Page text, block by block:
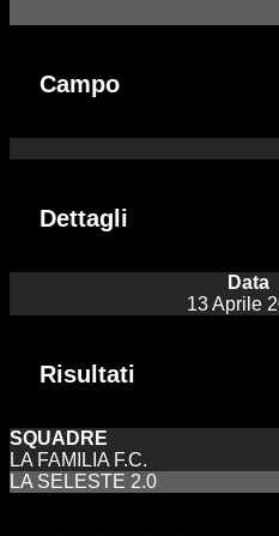
Campo
Dettagli
Data
13 Aprile
Risultati
SQUADRE
LA FAMILIA F.C.
LA SELESTE 2.0